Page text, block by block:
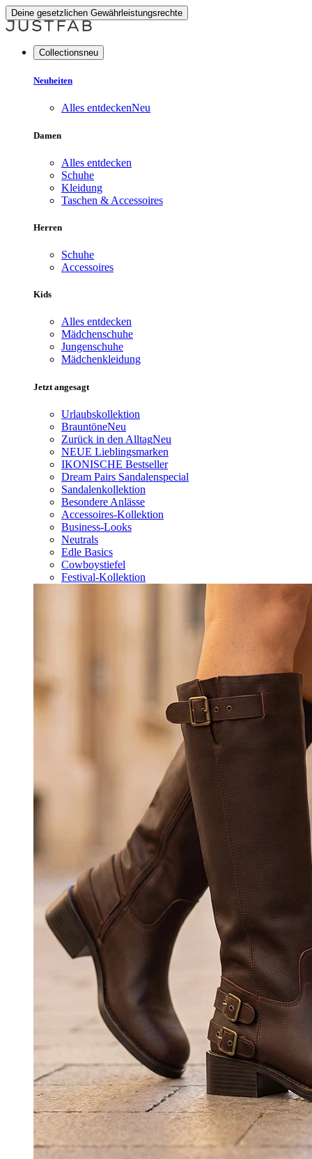
Deine gesetzlichen Gewährleistungsrechte
Collectionsneu
Neuheiten
Alles entdeckenNeu
Damen
Alles entdecken
Schuhe
Kleidung
Taschen & Accessoires
Herren
Schuhe
Accessoires
Kids
Alles entdecken
Mädchenschuhe
Jungenschuhe
Mädchenkleidung
Jetzt angesagt
Urlaubskollektion
BrauntöneNeu
Zurück in den AlltagNeu
NEUE Lieblingsmarken
IKONISCHE Bestseller
Dream Pairs Sandalenspecial
Sandalenkollektion
Besondere Anlässe
Accessoires-Kollektion
Business-Looks
Neutrals
Edle Basics
Cowboystiefel
Festival-Kollektion